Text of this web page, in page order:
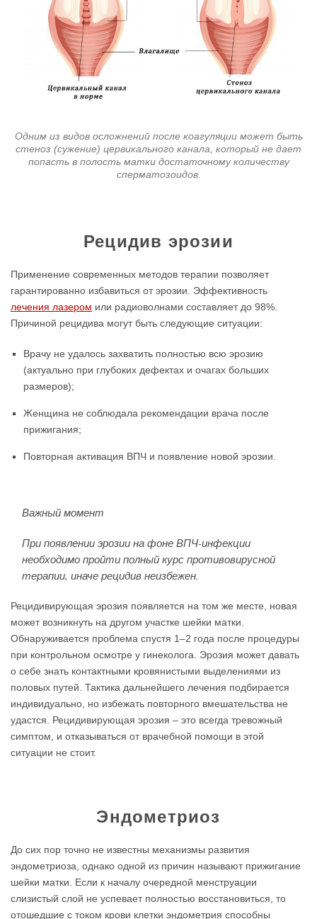
Одним из видов осложнений после коагуляции может быть
стеноз (сужение) цервикального канала, который не дает
попасть в полость матки достаточному количеству
сперматозоидов.
Рецидив эрозии
Применение современных методов терапии позволяет
гарантированно избавиться от эрозии. Эффективность
лечения лазером или радиоволнами составляет до 98%.
Причиной рецидива могут быть следующие ситуации:
Врачу не удалось захватить полностью всю эрозию
(актуально при глубоких дефектах и очагах больших
размеров);
Женщина не соблюдала рекомендации врача после
прижигания;
Повторная активация ВПЧ и появление новой эрозии.
Важный момент
При появлении эрозии на фоне ВПЧ-инфекции
необходимо пройти полный курс противовирусной
терапии, иначе рецидив неизбежен.
Рецидивирующая эрозия появляется на том же месте, новая
может возникнуть на другом участке шейки матки.
Обнаруживается проблема спустя 1–2 года после процедуры
при контрольном осмотре у гинеколога. Эрозия может давать
о себе знать контактными кровянистыми выделениями из
половых путей. Тактика дальнейшего лечения подбирается
индивидуально, но избежать повторного вмешательства не
удастся. Рецидивирующая эрозия – это всегда тревожный
симптом, и отказываться от врачебной помощи в этой
ситуации не стоит.
Эндометриоз
До сих пор точно не известны механизмы развития
эндометриоза, однако одной из причин называют прижигание
шейки матки. Если к началу очередной менструации
слизистый слой не успевает полностью восстановиться, то
отошедшие с током крови клетки эндометрия способны